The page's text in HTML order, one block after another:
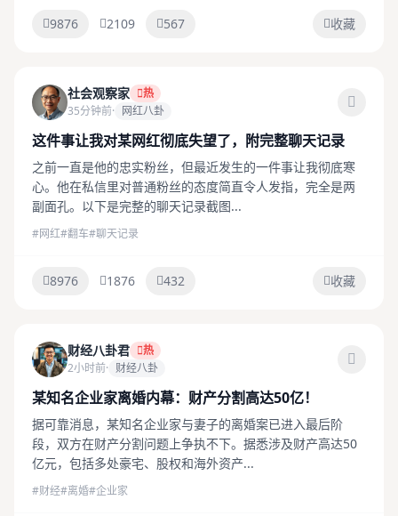
9876 2109 567 收藏
社会观察家
热
35分钟前· 网红八卦
这件事让我对某网红彻底失望了，附完整聊天记录
之前一直是他的忠实粉丝，但最近发生的一件事让我彻底寒
心。他在私信里对普通粉丝的态度简直令人发指，完全是两
副面孔。以下是完整的聊天记录截图...
#网红#翻车#聊天记录
8976 1876 432 收藏
财经八卦君
热
2小时前· 财经八卦
某知名企业家离婚内幕：财产分割高达50亿！
据可靠消息，某知名企业家与妻子的离婚案已进入最后阶
段，双方在财产分割问题上争执不下。据悉涉及财产高达50
亿元，包括多处豪宅、股权和海外资产...
#财经#离婚#企业家